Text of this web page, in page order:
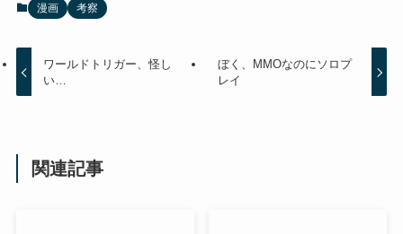
漫画 考察
ワールドトリガー、怪し
い…
ぼく、MMOなのにソロプ
レイ
関連記事